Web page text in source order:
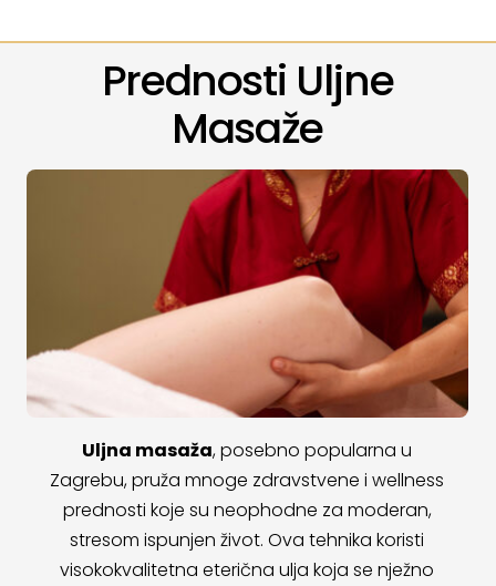
Prednosti Uljne
Masaže
Uljna masaža, posebno popularna u
Zagrebu, pruža mnoge zdravstvene i wellness
prednosti koje su neophodne za moderan,
stresom ispunjen život. Ova tehnika koristi
visokokvalitetna eterična ulja koja se nježno